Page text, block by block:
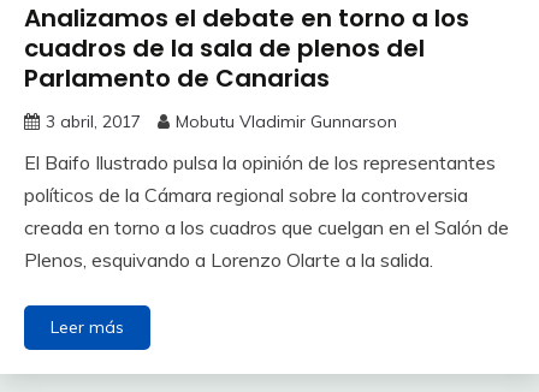
Analizamos el debate en torno a los
cuadros de la sala de plenos del
Parlamento de Canarias
3 abril, 2017 Mobutu Vladimir Gunnarson
El Baifo Ilustrado pulsa la opinión de los representantes
políticos de la Cámara regional sobre la controversia
creada en torno a los cuadros que cuelgan en el Salón de
Plenos, esquivando a Lorenzo Olarte a la salida.
Leer más